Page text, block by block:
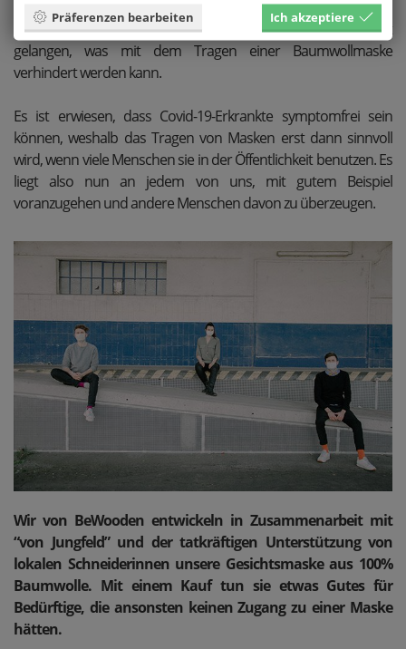
eingeatmet werden und zu einer Infizierung führen. Daher ist es
umso wichtiger, dass diese Partikel gar nicht erst in die Luft
gelangen, was mit dem Tragen einer Baumwollmaske
verhindert werden kann.
Es ist erwiesen, dass Covid-19-Erkrankte symptomfrei sein
können, weshalb das Tragen von Masken erst dann sinnvoll
wird, wenn viele Menschen sie in der Öffentlichkeit benutzen. Es
liegt also nun an jedem von uns, mit gutem Beispiel
voranzugehen und andere Menschen davon zu überzeugen.
Wir von BeWooden entwickeln in Zusammenarbeit mit
“von Jungfeld” und der tatkräftigen Unterstützung von
lokalen Schneiderinnen unsere Gesichtsmaske aus 100%
Baumwolle. Mit einem Kauf tun sie etwas Gutes für
Bedürftige, die ansonsten keinen Zugang zu einer Maske
hätten.
Präferenzen bearbeiten Ich akzeptiere